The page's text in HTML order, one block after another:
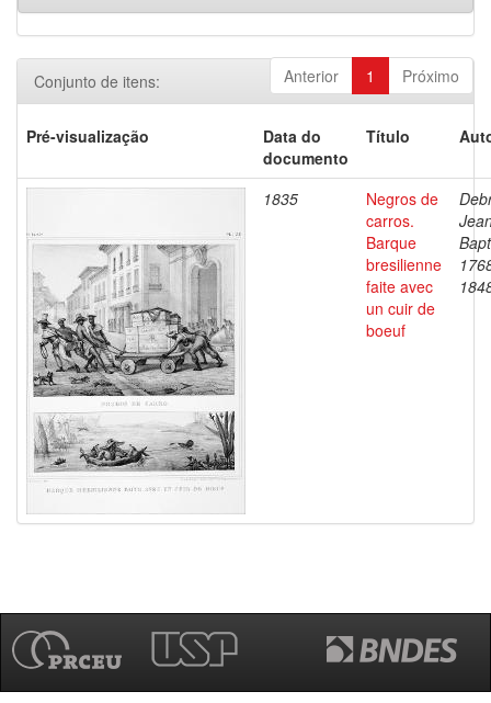
Anterior 1 Próximo
Conjunto de itens:
Pré-visualização
Data do
documento
Título
1835
Negros de
carros.
Barque
bresilienne
faite avec
un cuir de
boeuf